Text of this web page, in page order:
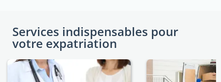
Services indispensables pour
votre expatriation